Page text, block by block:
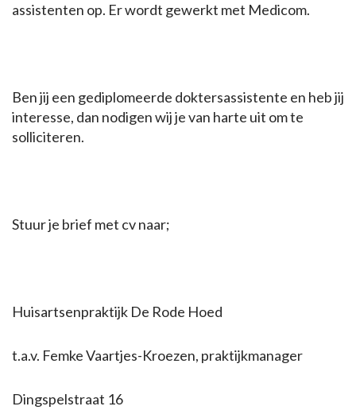
assistenten op. Er wordt gewerkt met Medicom.
Ben jij een gediplomeerde doktersassistente en heb jij
interesse, dan nodigen wij je van harte uit om te
solliciteren.
Stuur je brief met cv naar;
Huisartsenpraktijk De Rode Hoed
t.a.v. Femke Vaartjes-Kroezen, praktijkmanager
Dingspelstraat 16